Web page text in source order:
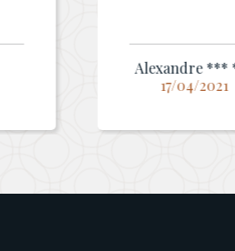
Alexandre ***
17/04/2021